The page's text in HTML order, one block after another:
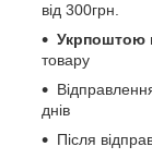
від 300грн.
Укрпоштою
товару
днів
Після